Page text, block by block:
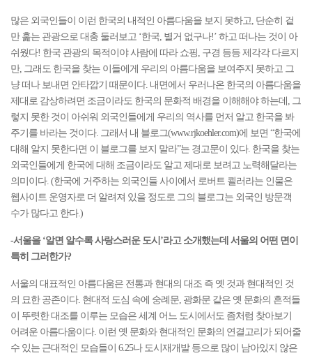
많은 외국인들이 이런 한국의 내적인 아름다움을 보지 못하고, 단순히 겉
만 훑는 관광으로 대충 둘러보고 ‘한국, 별거 없구나!’ 하고 떠나는 것이 아
쉬웠다! 한국 관광의 목적이야 사람에 따라 쇼핑, 구경 등등 제각각 다르지
만, 그래도 한국을 찾는 이들에게 우리의 아름다움을 보여주지 못하고 그
냥 떠나 보내면 안타깝기 때문이다. 내면에서 우러나온 한국의 아름다움을
제대로 감상하려면 조금이라도 한국의 문화적 배경을 이해해야 하는데, 그
렇지 못한 것이 아쉬워 외국인들에게 우리의 역사를 먼저 알고 한국을 봐
주기를 바라는 것이다. 그래서 내 블로그(www.rjkoehler.com)에 보면 “한국에
대해 알지 못한다면 이 블로그를 보지 말라”는 경고문이 있다. 한국을 찾는
외국인들에게 한국에 대해 조금이라도 알고 제대로 보려고 노력해달라는
의미이다. (한국에 거주하는 외국인들 사이에서 로버트 쾰러라는 인물은
웹사이트 운영자로 더 알려져 있을 정도로 그의 블로그는 외국인 방문객
수가 많다고 한다.)
-서울을 ‘알면 알수록 사랑스러운 도시’라고 소개했는데 서울의 어떤 면이
특히 그러한가?
서울의 대표적인 아름다움은 전통과 현대의 대조 즉 옛 것과 현대적인 것
의 묘한 공존이다. 현대적 도심 속에 숭례문, 광화문 같은 옛 문화의 흔적들
이 뚜렷한 대조를 이루는 모습은 세계 어느 도시에서도 좀처럼 찾아보기
어려운 아름다움이다. 이런 옛 문화와 현대적인 문화의 연결고리가 되어줄
수 있는 근대적인 모습들이 6.25나 도시재개발 등으로 많이 남아있지 않은